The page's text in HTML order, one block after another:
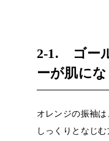
2-1. ゴー
ーが肌に
オレンジの振袖
しっくりとなじ